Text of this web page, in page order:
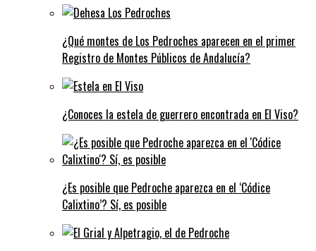
¿Qué montes de Los Pedroches aparecen en el primer
Registro de Montes Públicos de Andalucía?
¿Conoces la estela de guerrero encontrada en El Viso?
¿Es posible que Pedroche aparezca en el ‘Códice
Calixtino’? Sí, es posible